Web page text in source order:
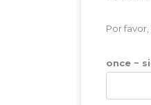
Por
once −